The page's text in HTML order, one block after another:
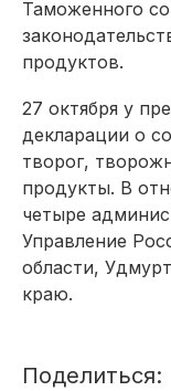
Таможенного
продуктов.
27 октября у
декларации о
творог,
продукты. В
четыре
Управление
области,
краю.
Поделиться: